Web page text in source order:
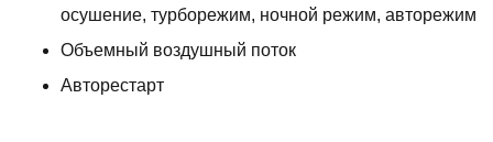
осушение, турборежим, ночной режим, авторежим
Объемный воздушный поток
Авторестарт